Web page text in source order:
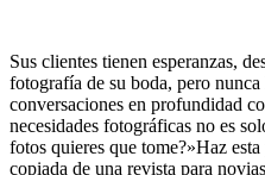
Sus clientes tienen esperanzas,
fotografía de su boda, pero
conversaciones en profundidad
necesidades fotográficas no es
fotos quieres que tome?»Haz
copiada de una revista para